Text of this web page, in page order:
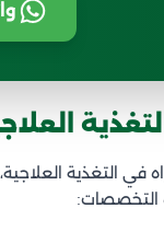
التغذية
التخصصات: